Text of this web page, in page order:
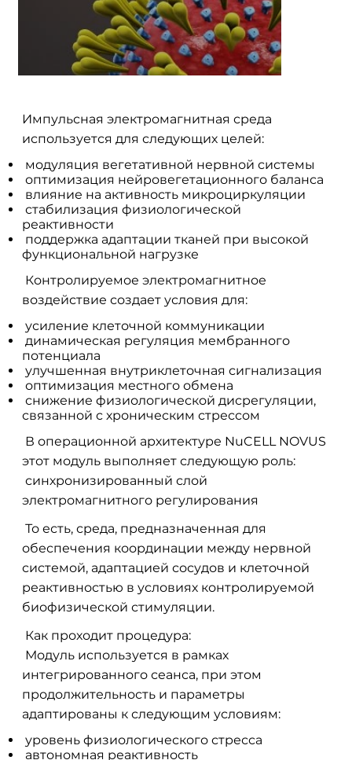
Импульсная электромагнитная среда
используется для следующих целей:
модуляция вегетативной нервной системы
оптимизация нейровегетационного баланса
влияние на активность микроциркуляции
стабилизация физиологической
реактивности
поддержка адаптации тканей при высокой
функциональной нагрузке
Контролируемое электромагнитное
воздействие создает условия для:
усиление клеточной коммуникации
динамическая регуляция мембранного
потенциала
улучшенная внутриклеточная сигнализация
оптимизация местного обмена
снижение физиологической дисрегуляции,
связанной с хроническим стрессом
В операционной архитектуре NuCELL NOVUS
этот модуль выполняет следующую роль:
синхронизированный слой
электромагнитного регулирования
То есть, среда, предназначенная для
обеспечения координации между нервной
системой, адаптацией сосудов и клеточной
реактивностью в условиях контролируемой
биофизической стимуляции.
Как проходит процедура:
Модуль используется в рамках
интегрированного сеанса, при этом
продолжительность и параметры
адаптированы к следующим условиям:
уровень физиологического стресса
автономная реактивность